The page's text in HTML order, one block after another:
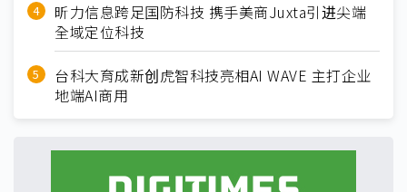
昕力信息跨足国防科技 携手美商Juxta引进尖端
全域定位科技
台科大育成新创虎智科技亮相AI WAVE 主打企业
地端AI商用